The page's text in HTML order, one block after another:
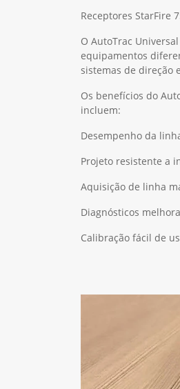
Receptores StarFire
O AutoTrac
equipamentos
sistemas de direção
Os benefícios do
incluem:
Desempenho da
Projeto resistente a
Aquisição de linha
Diagnósticos
Calibração fácil de